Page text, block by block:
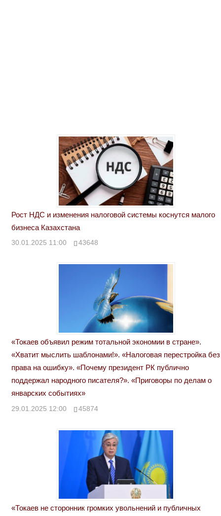
Рост НДС и изменения налоговой системы коснутся малого
бизнеса Казахстана
30.01.2025 11:00 43648
«Токаев объявил режим тотальной экономии в стране».
«Хватит мыслить шаблонами!». «Налоговая перестройка без
права на ошибку». «Почему президент РК публично
поддержал народного писателя?». «Приговоры по делам о
январских событиях»
29.01.2025 12:00 45874
«Токаев не сторонник громких увольнений и публичных